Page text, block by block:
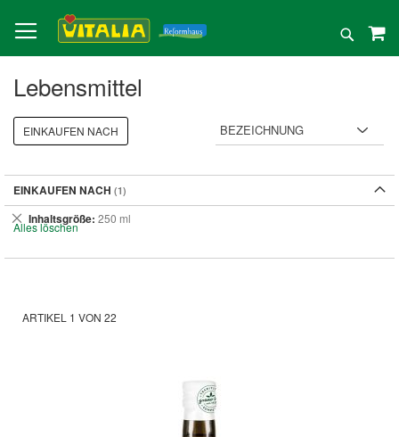
zum
Inhalt
Suche
Lebensmittel
ARTIKEL 1 VON 22
EINKAUFEN NACH
EINKAUFEN NACH
Inhaltsgröße 250 ml
Dies
entfernen
Alles löschen